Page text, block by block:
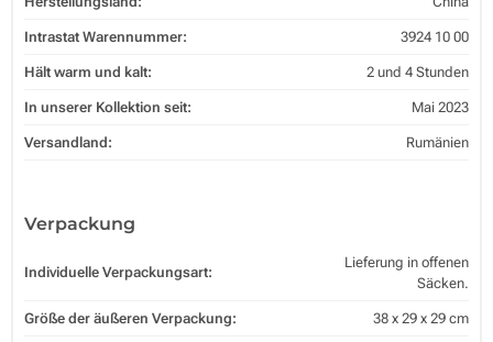
Intrastat Warennummer: 3924 10 00
Hält warm und kalt: 2 und 4 Stunden
In unserer Kollektion seit: Mai 2023
Versandland: Rumänien
Verpackung
Individuelle Verpackungsart:
Lieferung in offenen
Säcken.
Größe der äußeren Verpackung: 38 x 29 x 29 cm